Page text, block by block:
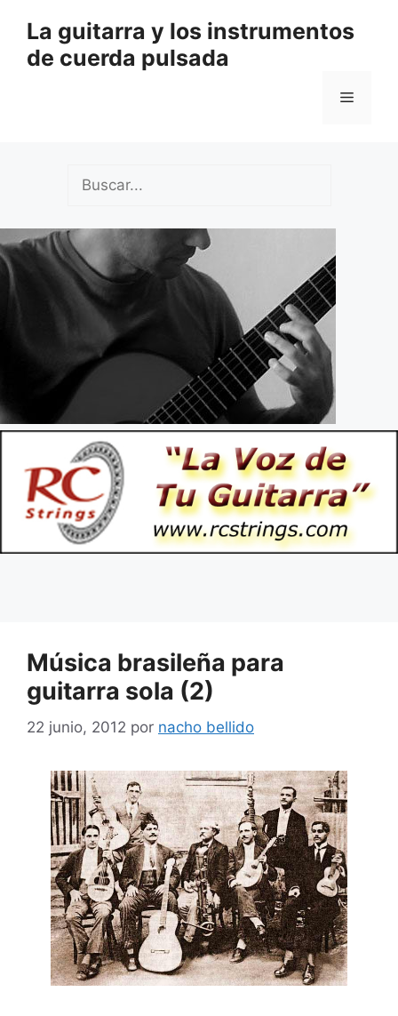
contenido
La guitarra y los instrumentos
de cuerda pulsada
Menú
Música brasileña para
guitarra sola (2)
22 junio, 2012 por nacho bellido